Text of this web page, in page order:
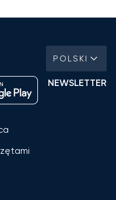
POLSKI
NEWSLETTER